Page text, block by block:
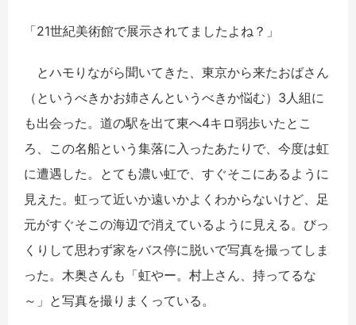
「21世紀美術館で展示されてましたよね？」
とハモりながら聞いてきた、東京から来たおばさん
（というべきかお姉さんというべきか悩む）3人組に
も出会った。道の駅を出て東へ4キロ弱歩いたとこ
ろ、この名船という集落に入ったあたりで、今度は虹
に遭遇した。とても濃い虹で、すぐそこにあるように
見えた。虹って近いか遠いかよくわからないけど、足
元がすぐそこの海辺で消えているように見える。びっ
くりして思わず家をバス停に脱いで写真を撮ってしま
った。木奥さんも「虹やー。村上さん、持ってるな
～」と写真を撮りまくっている。